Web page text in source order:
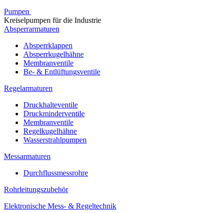
Pumpen
Kreiselpumpen für die Industrie
Absperrarmaturen
Absperrklappen
Absperrkugelhähne
Membranventile
Be- & Entlüftungsventile
Regelarmaturen
Druckhalteventile
Druckminderventile
Membranventile
Regelkugelhähne
Wasserstrahlpumpen
Messarmaturen
Durchflussmessrohre
Rohrleitungszubehör
Elektronische Mess- & Regeltechnik